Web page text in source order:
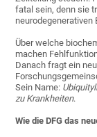
fatal sein, denn sie
neurodegenerativen
Über welche
machen
Danach fragt ein
Sein Name: 
zu Krankheiten.
Wie die DFG das